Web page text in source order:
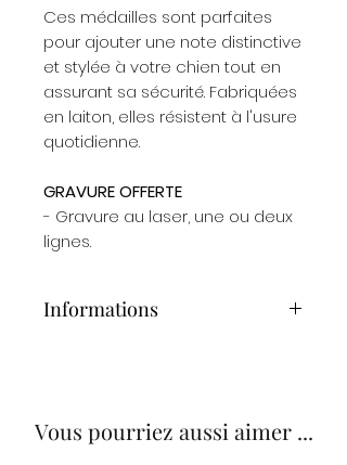
Ces médailles sont parfaites
pour ajouter une note distinctive
et stylée à votre chien tout en
assurant sa sécurité. Fabriquées
en laiton, elles résistent à l'usure
quotidienne.
GRAVURE OFFERTE
- Gravure au laser, une ou deux
lignes.
Informations
Vous pourriez aussi aimer ...